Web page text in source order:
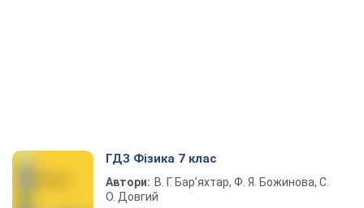
ГДЗ Фізика 7 клас
Автори: В. Г. Бар’яхтар, Ф. Я. Божинова, С.
О. Довгий